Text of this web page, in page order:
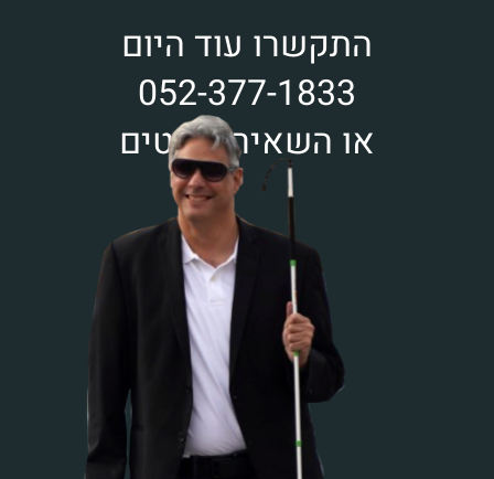
התקשרו עוד היום
052-377-1833
או השאירו פרטים